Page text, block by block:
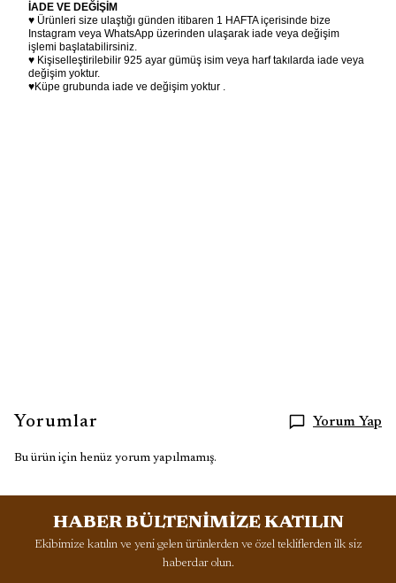
İADE VE DEĞİŞİM
♥ Ürünleri size ulaştığı günden itibaren 1 HAFTA içerisinde bize
Instagram veya WhatsApp üzerinden ulaşarak iade veya değişim
işlemi başlatabilirsiniz.
♥ Kişiselleştirilebilir 925 ayar gümüş isim veya harf takılarda iade veya
değişim yoktur.
♥Küpe grubunda iade ve değişim yoktur .
Yorumlar Yorum Yap
Bu ürün için henüz yorum yapılmamış.
HABER BÜLTENİMİZE KATILIN
Ekibimize katılın ve yeni gelen ürünlerden ve özel tekliflerden ilk siz
haberdar olun.